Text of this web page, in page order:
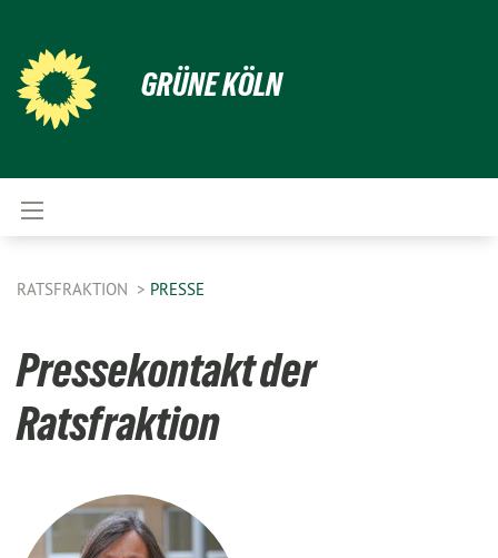
GRÜNE KÖLN
RATSFRAKTION PRESSE
Pressekontakt der
Ratsfraktion